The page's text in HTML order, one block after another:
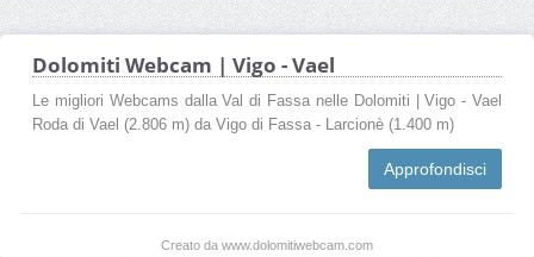
Dolomiti Webcam | Vigo - Vael
Le migliori Webcams dalla Val di Fassa nelle Dolomiti | Vigo - Vael
Roda di Vael (2.806 m) da Vigo di Fassa - Larcionè (1.400 m)
Approfondisci
Creato da www.dolomitiwebcam.com